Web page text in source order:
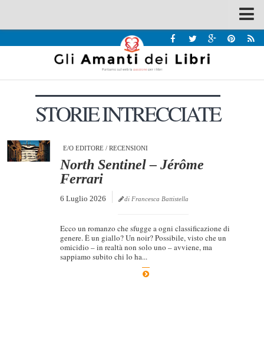
Recensioni
Interviste & Incontri
Bandi
Chi siamo
STORIE INTRECCIATE
E/O EDITORE/ RECENSIONI
North Sentinel – Jérôme
Ferrari
6 Luglio 2026 di Francesca Battistella
Ecco un romanzo che sfugge a ogni classificazione di
genere. È un giallo? Un noir? Possibile, visto che un
omicidio – in realtà non solo uno – avviene, ma
sappiamo subito chi lo ha...